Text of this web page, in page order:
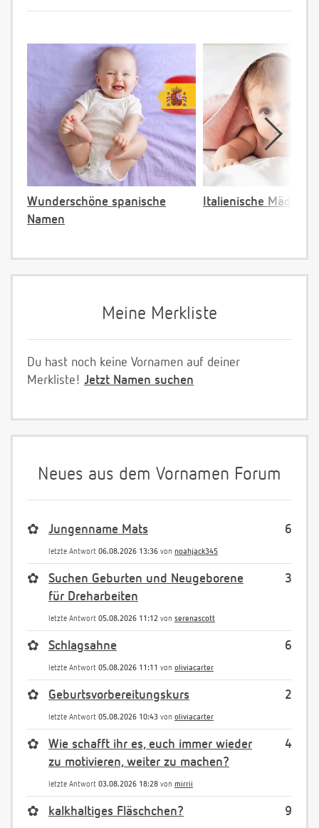
Wunderschöne spanische
Namen
Italienische
Meine Merkliste
Du hast noch keine Vornamen auf deiner
Merkliste! Jetzt Namen suchen
Neues aus dem Vornamen Forum
6
✿ Jungenname Mats
letzte Antwort 06.08.2026 13:36 von noahjack345
3
✿
Suchen Geburten und Neugeborene
für Dreharbeiten
letzte Antwort 05.08.2026 11:12 von serenascott
6
✿ Schlagsahne
letzte Antwort 05.08.2026 11:11 von oliviacarter
2
✿ Geburtsvorbereitungskurs
letzte Antwort 05.08.2026 10:43 von oliviacarter
4
✿
Wie schafft ihr es, euch immer wieder
zu motivieren, weiter zu machen?
letzte Antwort 03.08.2026 18:28 von mirrii
9
✿ kalkhaltiges Fläschchen?